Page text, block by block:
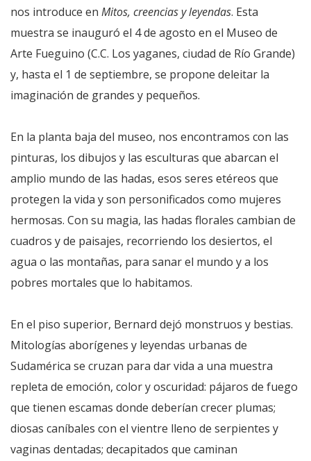
nos introduce en Mitos, creencias y leyendas. Esta
muestra se inauguró el 4 de agosto en el Museo de
Arte Fueguino (C.C. Los yaganes, ciudad de Río Grande)
y, hasta el 1 de septiembre, se propone deleitar la
imaginación de grandes y pequeños.
En la planta baja del museo, nos encontramos con las
pinturas, los dibujos y las esculturas que abarcan el
amplio mundo de las hadas, esos seres etéreos que
protegen la vida y son personificados como mujeres
hermosas. Con su magia, las hadas florales cambian de
cuadros y de paisajes, recorriendo los desiertos, el
agua o las montañas, para sanar el mundo y a los
pobres mortales que lo habitamos.
En el piso superior, Bernard dejó monstruos y bestias.
Mitologías aborígenes y leyendas urbanas de
Sudamérica se cruzan para dar vida a una muestra
repleta de emoción, color y oscuridad: pájaros de fuego
que tienen escamas donde deberían crecer plumas;
diosas caníbales con el vientre lleno de serpientes y
vaginas dentadas; decapitados que caminan